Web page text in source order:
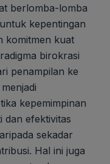
berlomba-lomba
kepentingan
komitmen kuat
birokrasi
penampilan ke
kepemimpinan
dan efektivitas
sekadar
Hal ini juga